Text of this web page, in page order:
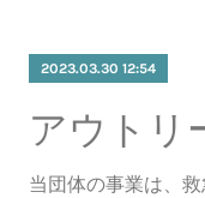
2023.03.30 12:54
当団体の事業は、